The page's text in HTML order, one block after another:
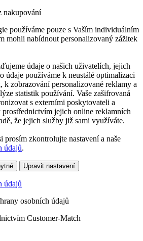
nakupování
používáme pouze s Vaším individuálním
mohli nabídnout personalizovaný zážitek
údaje o našich uživatelích, jejich
údaje používáme k neustálé optimalizaci
k zobrazování personalizované reklamy a
statistik používání. Vaše zašifrovaná
s externími poskytovateli a
jejich online reklamních
že jejich služby již sami využíváte.
prosím zkontrolujte nastavení a naše
údajů.
Upravit nastavení
údajů
osobních údajů
Customer-Match